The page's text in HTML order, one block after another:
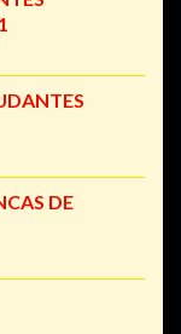
DE